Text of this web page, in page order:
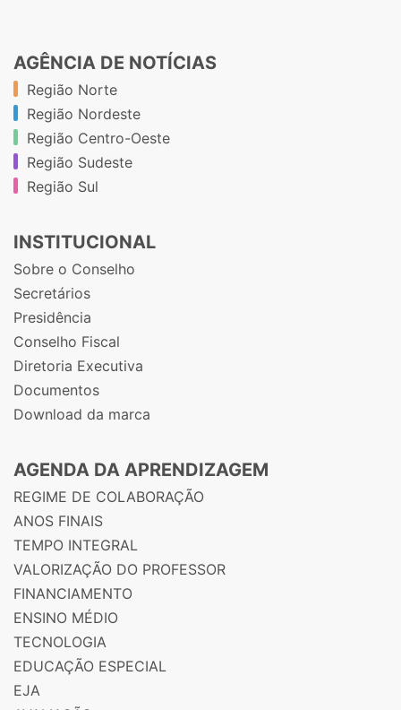
AGÊNCIA DE NOTÍCIAS
Região Norte
Região Nordeste
Região Centro-Oeste
Região Sudeste
Região Sul
INSTITUCIONAL
Sobre o Conselho
Secretários
Presidência
Conselho Fiscal
Diretoria Executiva
Documentos
Download da marca
AGENDA DA APRENDIZAGEM
REGIME DE COLABORAÇÃO
ANOS FINAIS
TEMPO INTEGRAL
VALORIZAÇÃO DO PROFESSOR
FINANCIAMENTO
ENSINO MÉDIO
TECNOLOGIA
EDUCAÇÃO ESPECIAL
EJA